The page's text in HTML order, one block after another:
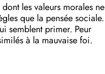
les valeurs morales ne
que la pensée sociale.
semblent primer. Peur
à la mauvaise foi.